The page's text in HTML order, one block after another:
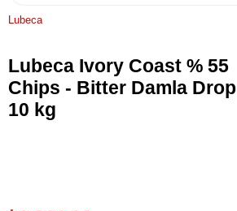
Lubeca
Lubeca Ivory Coast % 55
Chips - Bitter Damla Drop
10 kg